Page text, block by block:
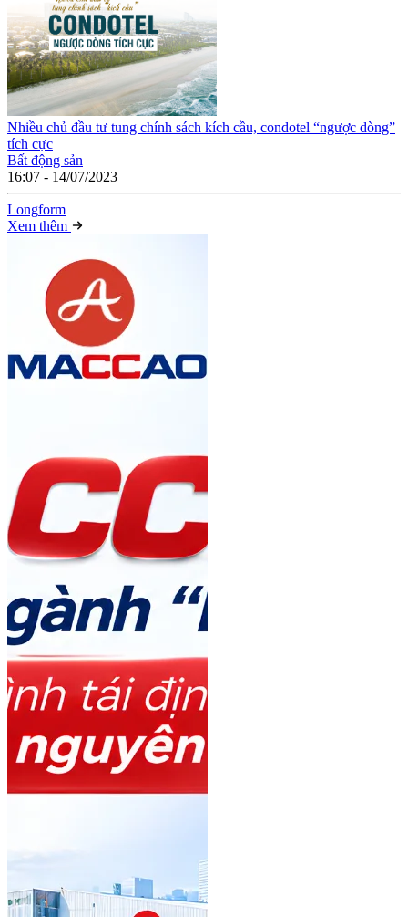
Nhiều chủ đầu tư tung chính sách kích cầu, condotel “ngược dòng”
tích cực
Bất động sản
16:07 - 14/07/2023
Longform
Xem thêm